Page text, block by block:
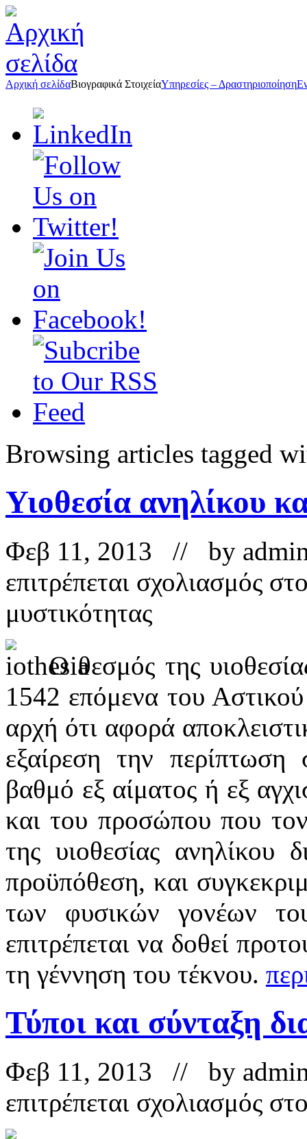
Αρχική σελίδαΒιογραφικά ΣτοιχείαΥπηρεσίες – Δραστηριοποίηση
Browsing articles tagged
Υιοθεσία ανηλίκου
Φεβ 11, 2013 // by
επιτρέπεται σχολιασμός
μυστικότητας
Ο θεσμός της
1542 επόμενα του
αρχή ότι αφορά
εξαίρεση την περίπτωση
βαθμό εξ αίματος ή εξ
και του προσώπου που
της υιοθεσίας ανηλίκου
προϋπόθεση, και
των φυσικών γονέων
επιτρέπεται να δοθεί
τη γέννηση του τέκνου.
Τύποι και σύνταξη
Φεβ 11, 2013 // by
επιτρέπεται σχολιασμός